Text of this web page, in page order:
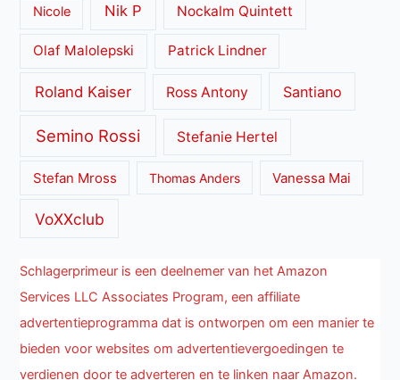
Nicole Nik P Nockalm Quintett
Olaf Malolepski Patrick Lindner
Roland Kaiser Ross Antony Santiano
Semino Rossi Stefanie Hertel
Stefan Mross Thomas Anders Vanessa Mai
VoXXclub
Schlagerprimeur is een deelnemer van het Amazon
Services LLC Associates Program, een affiliate
advertentieprogramma dat is ontworpen om een manier te
bieden voor websites om advertentievergoedingen te
verdienen door te adverteren en te linken naar Amazon.